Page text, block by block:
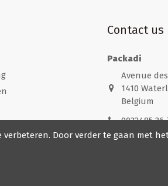
Contact us
Packadi
Avenue
1410
Belgium
0032485 36
Door verder te gaan met